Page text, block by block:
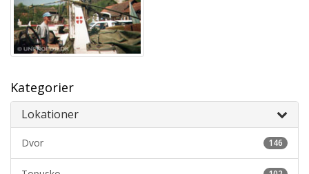
Kategorier
Lokationer
146
Dvor